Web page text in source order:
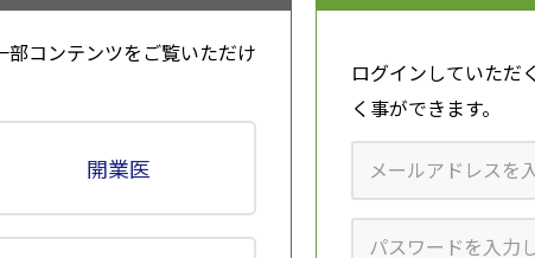
域最大の透析グループであると同時に、訪問診療や訪問看護
推進にも努めている。また、院内には各種医療チームを組織
いる。
から病院機能評価認定（日本医療機能評価機構）を受け続
定では、「患者と診療情報を共有し、医療への患者参加を促
啓発活動を行っている」「多職種が協働して患者の診療・ケ
コンテンツをご覧いただけ
開業医
ログインしていただ
く事ができます。